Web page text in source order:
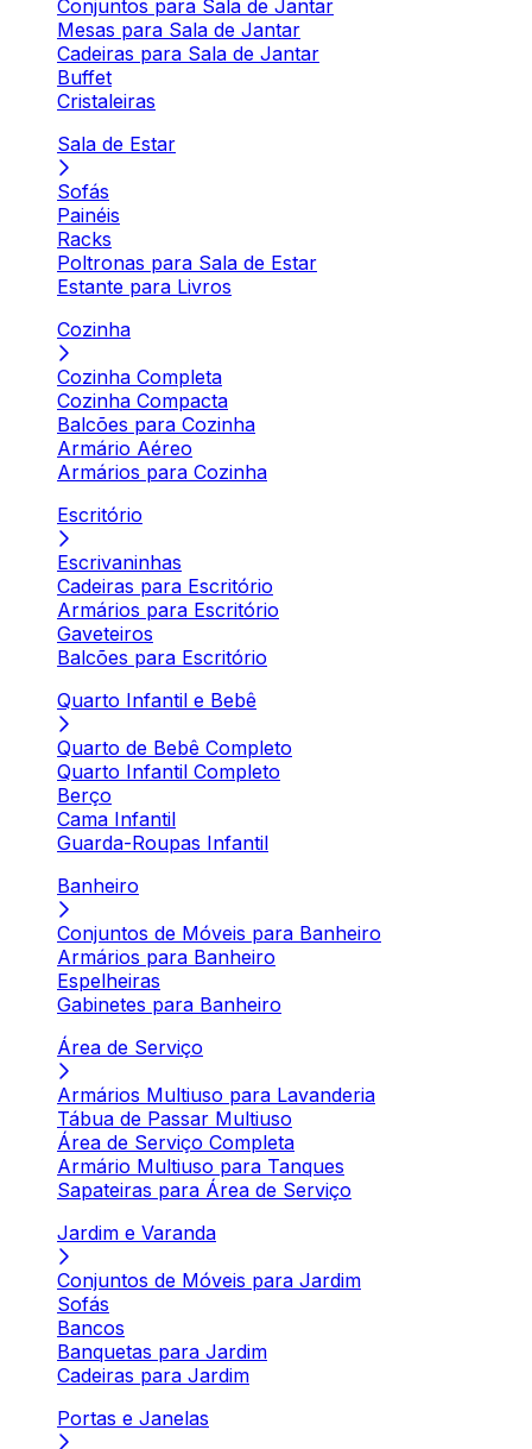
Conjuntos para Sala de Jantar
Mesas para Sala de Jantar
Cadeiras para Sala de Jantar
Buffet
Cristaleiras
Sala de Estar
Sofás
Painéis
Racks
Poltronas para Sala de Estar
Estante para Livros
Cozinha
Cozinha Completa
Cozinha Compacta
Balcões para Cozinha
Armário Aéreo
Armários para Cozinha
Escritório
Escrivaninhas
Cadeiras para Escritório
Armários para Escritório
Gaveteiros
Balcões para Escritório
Quarto Infantil e Bebê
Quarto de Bebê Completo
Quarto Infantil Completo
Berço
Cama Infantil
Guarda-Roupas Infantil
Banheiro
Conjuntos de Móveis para Banheiro
Armários para Banheiro
Espelheiras
Gabinetes para Banheiro
Área de Serviço
Armários Multiuso para Lavanderia
Tábua de Passar Multiuso
Área de Serviço Completa
Armário Multiuso para Tanques
Sapateiras para Área de Serviço
Jardim e Varanda
Conjuntos de Móveis para Jardim
Sofás
Bancos
Banquetas para Jardim
Cadeiras para Jardim
Portas e Janelas